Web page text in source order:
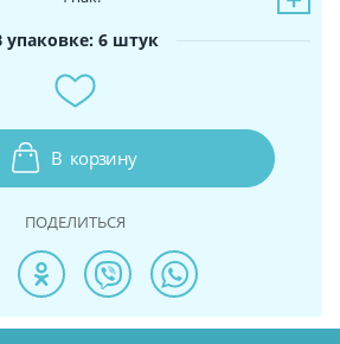
упаковке: 6 штук
В корзину
ПОДЕЛИТЬСЯ